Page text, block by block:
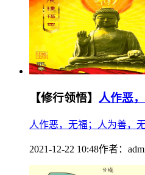
【修行领悟】 人作恶
人作恶，无福；人为善，
2021-12-22 10:48作者：